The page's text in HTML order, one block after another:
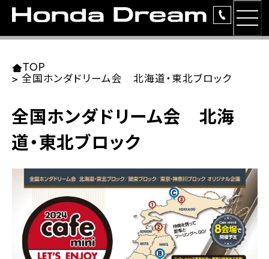
簡易お見積り
ラインアップ
安心のサービス
レンタルバイク
洋用品
イベント
TOP
> 全国ホンダドリーム会 北海道・東北ブロック
全国ホンダドリーム会 北海
道・東北ブロック
東北エリア 店舗一覧
岩手県
ホンダドリーム 盛岡
宮城県
ホンダドリーム 仙台泉
ホンダドリーム 宮城岩沼
関東エリア 店舗一覧
東京都
ホンダドリーム 世田谷
ホンダドリーム 西東京
ホンダドリーム 練馬
ホンダドリーム 板橋
中部エリア 店舗一覧
愛知県
ホンダドリーム 名古屋中央
ホンダドリーム 名古屋南
ホンダドリーム 小牧
ホンダドリーム 名古屋東
近畿エリア 店舗一覧
大阪府
ホンダドリーム 堺
ホンダドリーム 箕面
ホンダドリーム 藤井寺
ホンダドリーム 東淀川
中国・四国エリア 店舗一覧
岡山県
ホンダドリーム 岡山
広島県
ホンダドリーム 広島
ホンダドリーム 福山
九州エリア 店舗一覧
福岡県
ホンダドリーム 博多
ホンダドリーム 福岡東
ホンダドリーム 久留米
ホンダドリーム 福岡春日